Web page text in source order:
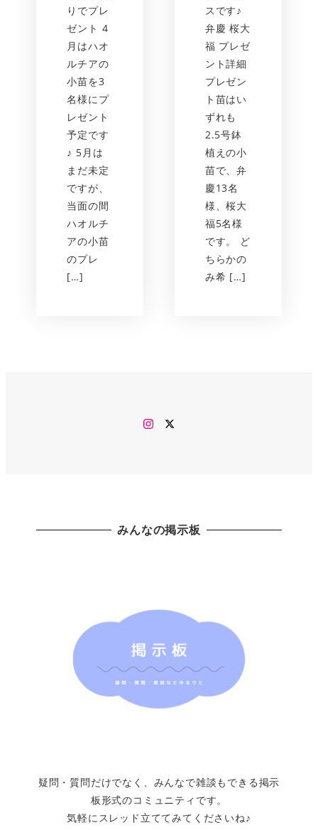
りでプレ
ゼント 4
月はハオ
ルチアの
小苗を3
名様にプ
レゼント
予定です
♪ 5月は
まだ未定
ですが、
当面の間
ハオルチ
アの小苗
のプレ
[…]
スです♪
弁慶 桜大
福 プレゼ
ント詳細
プレゼン
ト苗はい
ずれも
2.5号鉢
植えの小
苗で、弁
慶13名
様、桜大
福5名様
です。 ど
ちらかの
み希 […]
Instagram
みんなの掲示板
疑問・質問だけでなく、みんなで雑談もできる掲示
板形式のコミュニティです。
気軽にスレッド立ててみてくださいね♪